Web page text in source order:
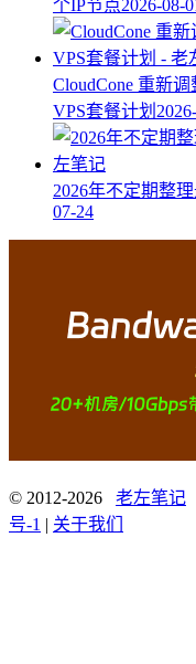
个IP节点2026-08-
CloudCone 重新
VPS套餐计划
2026年不定期整
07-24
© 2012-2026 老左笔记
号-1 | 关于我们